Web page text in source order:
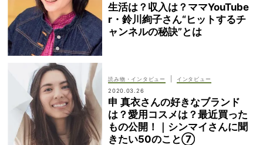
生活は？収入は？ママYouTube
r・鈴川絢子さん“ヒットするチ
ャンネルの秘訣”とは
読み物・インタビュー
インタビュー
2020.03.26
申 真衣さんの好きなブランド
は？愛用コスメは？最近買った
もの公開！｜シンマイさんに聞
きたい50のこと⑦